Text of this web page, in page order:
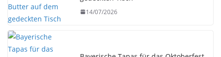
14/07/2026